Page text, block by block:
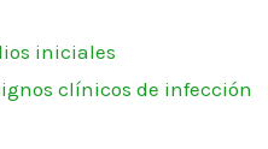
iniciales
clínicos de infección